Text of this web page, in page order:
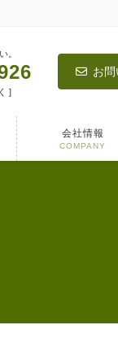
。
]
お
会社情報
COMPANY